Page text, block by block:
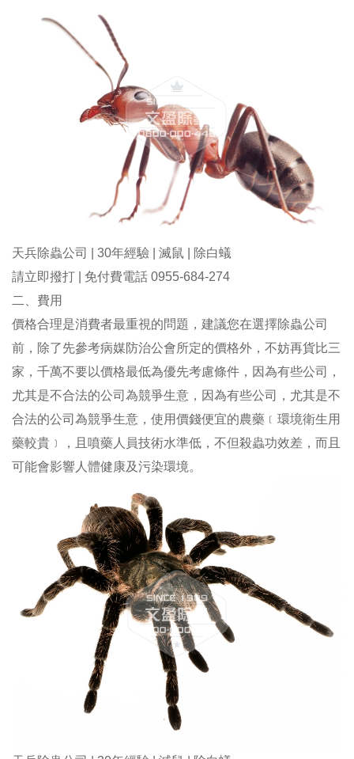
天兵除蟲公司 | 30年經驗 | 滅鼠 | 除白蟻
請立即撥打 | 免付費電話 0955-684-274
二、費用
價格合理是消費者最重視的問題，建議您在選擇除蟲公司
前，除了先參考病媒防治公會所定的價格外，不妨再貨比三
家，千萬不要以價格最低為優先考慮條件，因為有些公司，
尤其是不合法的公司為競爭生意，因為有些公司，尤其是不
合法的公司為競爭生意，使用價錢便宜的農藥﹝環境衛生用
藥較貴﹞，且噴藥人員技術水準低，不但殺蟲功效差，而且
可能會影響人體健康及污染環境。